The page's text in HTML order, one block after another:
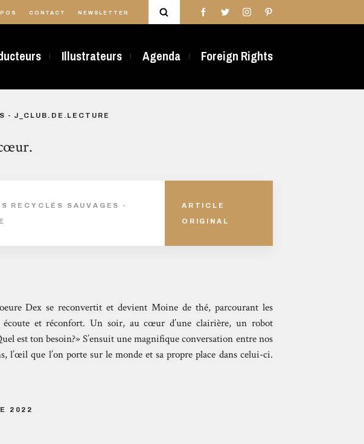
CONTACT NEWSLETTER
Illustrateurs Agenda Foreign Rights
- J_CLUB.DE.LECTURE
RECYCLÉS SAUVAGES - ARTICLE
ORIGINAL
Dex se reconvertit et devient Moine de thé, parcourant les
et réconfort. Un soir, au cœur d’une clairière, un robot
est ton besoin?» S’ensuit une magnifique conversation entre nos
l’œil que l’on porte sur le monde et sa propre place dans celui-ci.
2022